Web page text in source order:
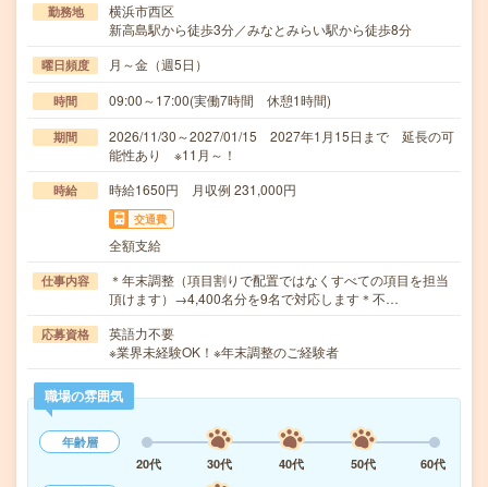
勤務地
横浜市西区
新高島駅から徒歩3分／みなとみらい駅から徒歩8分
曜日頻度 月～金（週5日）
時間 09:00～17:00(実働7時間 休憩1時間)
期間
2026/11/30～2027/01/15 2027年1月15日まで 延長の可
能性あり ※11月～！
時給 時給1650円 月収例 231,000円
交通費
全額支給
仕事内容
＊年末調整（項目割りで配置ではなくすべての項目を担当
頂けます）→4,400名分を9名で対応します＊不…
応募資格
英語力不要
※業界未経験OK！※年末調整のご経験者
職場の雰囲気
年齢層
20代
30代 40代 50代
60代